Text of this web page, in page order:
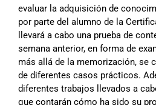
evaluar la adquisición de
por parte del alumno de la
llevará a cabo una prueba de
semana anterior, en forma de
más allá de la memorización, se
de diferentes casos prácticos.
diferentes trabajos llevados a
que contarán cómo ha sido su